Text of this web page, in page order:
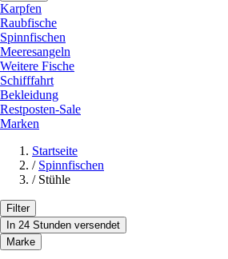
Karpfen
Raubfische
Spinnfischen
Meeresangeln
Weitere Fische
Schifffahrt
Bekleidung
Restposten-Sale
Marken
Startseite
/ Spinnfischen
/ Stühle
Filter
In 24 Stunden versendet
Marke